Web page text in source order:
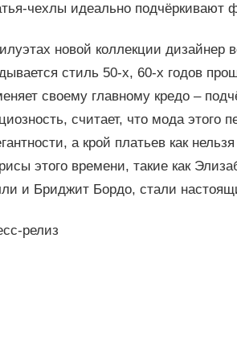
чехлы идеально подчёркивают
новой коллекции дизайнер
стиль 50-х, 60-х годов
своему главному кредо –
считает, что мода
а крой платьев как
этого времени, такие как
и Бриджит Бордо, стали
релиз